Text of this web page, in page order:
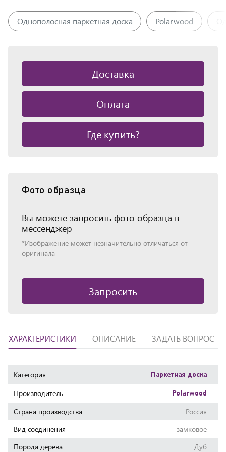
Однополосная паркетная доска Polarwood
Доставка
Оплата
Где купить?
Фото образца
Вы можете запросить фото образца в
мессенджер
*Изображение может незначительно отличаться от
оригинала
Запросить
ХАРАКТЕРИСТИКИ ОПИСАНИЕ ЗАДАТЬ ВОПРОС
Характеристики
Категория Паркетная доска
Производитель Polarwood
Страна производства
Россия
Вид соединения
замковое
Порода дерева
Дуб